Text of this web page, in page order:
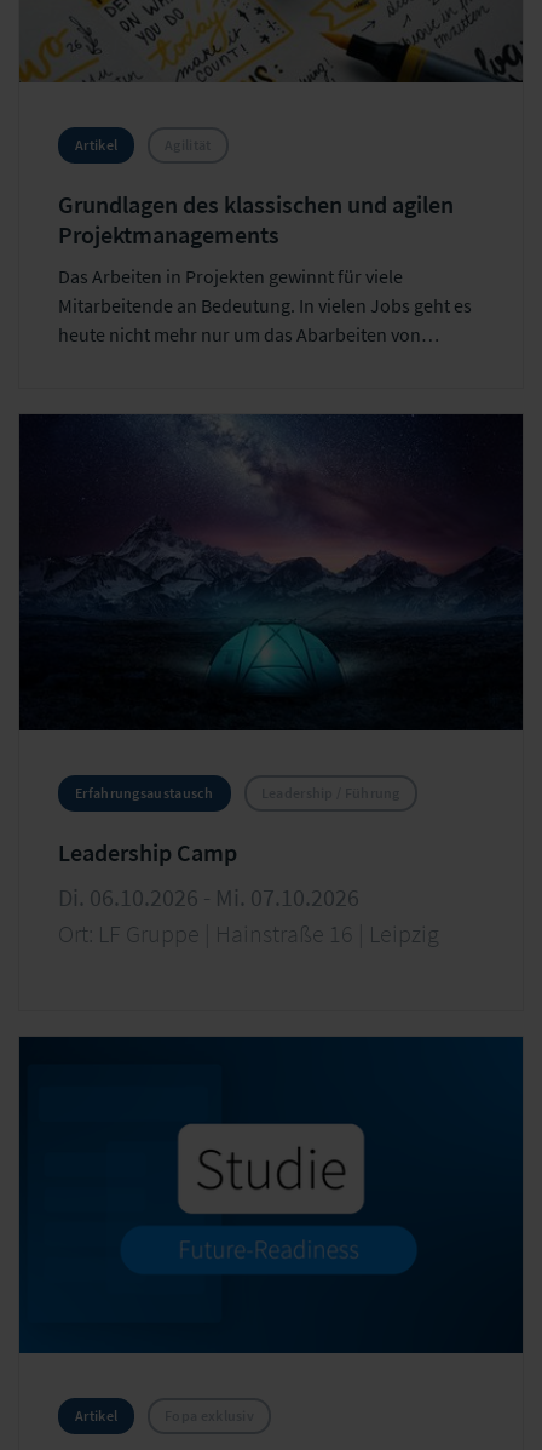
Artikel
Grundlagen des klassischen und agilen
Projektmanagements
Das Arbeiten in Projekten gewinnt für viele
Mitarbeitende an Bedeutung. In vielen Jobs geht es
heute nicht mehr nur um das Abarbeiten von
Erfahrungsaustausch
Leadership Camp
Di. 06.10.2026 - Mi. 07.10.2026
Ort: LF Gruppe | Hainstraße 16 | Leipzig
Artikel